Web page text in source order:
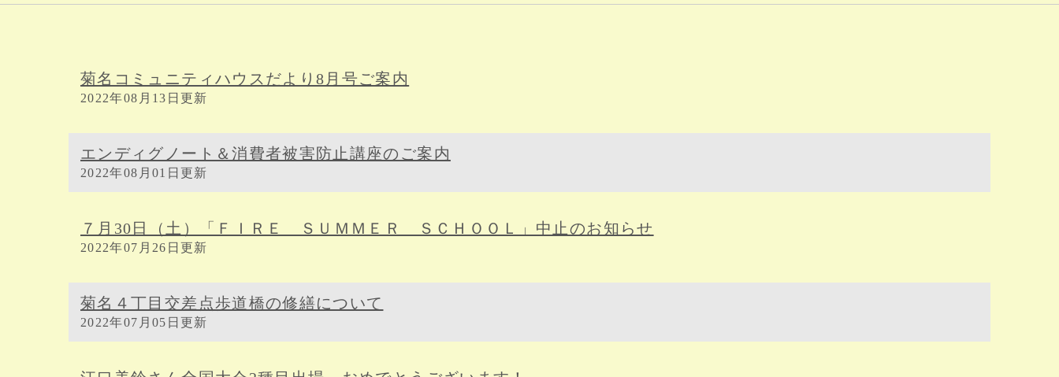
菊名コミュニティハウスだより8月号ご案内
2022年08月13日更新
エンディグノート＆消費者被害防止講座のご案内
2022年08月01日更新
７月30日（土）「ＦＩＲＥ ＳＵＭＭＥＲ ＳＣＨＯＯＬ」中止のお知らせ
2022年07月26日更新
菊名４丁目交差点歩道橋の修繕について
2022年07月05日更新